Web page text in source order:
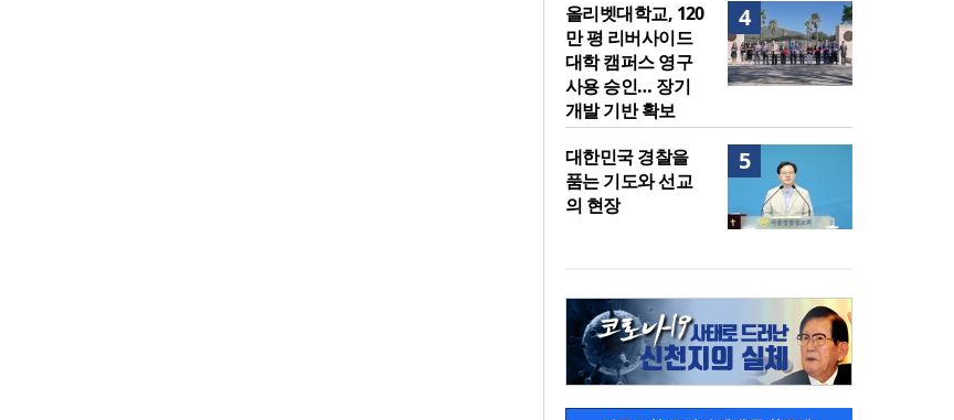
4
올리벳대학교, 120
만 평 리버사이드
대학 캠퍼스 영구
사용 승인… 장기
개발 기반 확보
5
대한민국 경찰을
품는 기도와 선교
의 현장